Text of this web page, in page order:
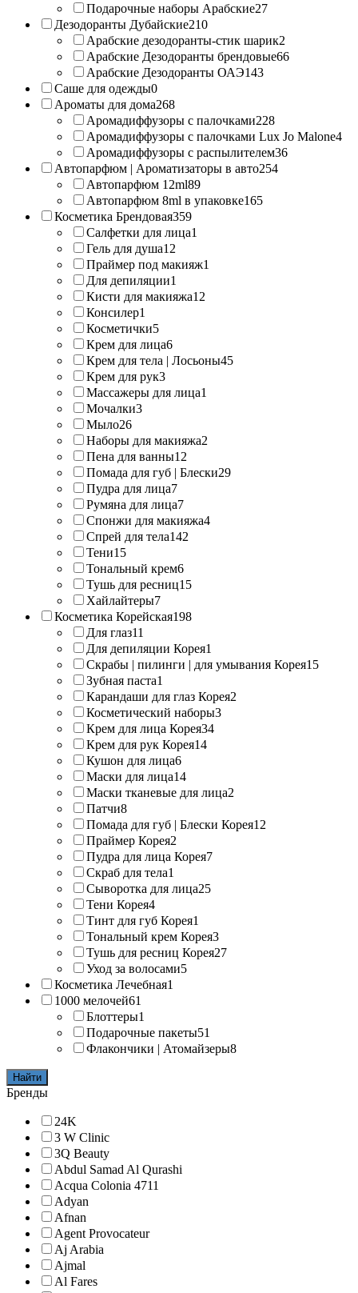
Подарочные наборы Арабские27
Дезодоранты Дубайские210
Арабские дезодоранты-стик шарик2
Арабские Дезодоранты брендовые66
Арабские Дезодоранты ОАЭ143
Саше для одежды0
Ароматы для дома268
Аромадиффузоры с палочками228
Аромадиффузоры с палочками Lux Jo Malone4
Аромадиффузоры с распылителем36
Автопарфюм | Ароматизаторы в авто254
Автопарфюм 12ml89
Автопарфюм 8ml в упаковке165
Косметика Брендовая359
Салфетки для лица1
Гель для душа12
Праймер под макияж1
Для депиляции1
Кисти для макияжа12
Консилер1
Косметички5
Крем для лица6
Крем для тела | Лосьоны45
Крем для рук3
Массажеры для лица1
Мочалки3
Мыло26
Наборы для макияжа2
Пена для ванны12
Помада для губ | Блески29
Пудра для лица7
Румяна для лица7
Спонжи для макияжа4
Спрей для тела142
Тени15
Тональный крем6
Тушь для ресниц15
Хайлайтеры7
Косметика Корейская198
Для глаз11
Для депиляции Корея1
Скрабы | пилинги | для умывания Корея15
Зубная паста1
Карандаши для глаз Корея2
Косметический наборы3
Крем для лица Корея34
Крем для рук Корея14
Кушон для лица6
Маски для лица14
Маски тканевые для лица2
Патчи8
Помада для губ | Блески Корея12
Праймер Корея2
Пудра для лица Корея7
Скраб для тела1
Сыворотка для лица25
Тени Корея4
Тинт для губ Корея1
Тональный крем Корея3
Тушь для ресниц Корея27
Уход за волосами5
Косметика Лечебная1
1000 мелочей61
Блоттеры1
Подарочные пакеты51
Флакончики | Атомайзеры8
Найти
Бренды
24K
3 W Clinic
3Q Beauty
Abdul Samad Al Qurashi
Acqua Colonia 4711
Adyan
Afnan
Agent Provocateur
Aj Arabia
Ajmal
Al Fares